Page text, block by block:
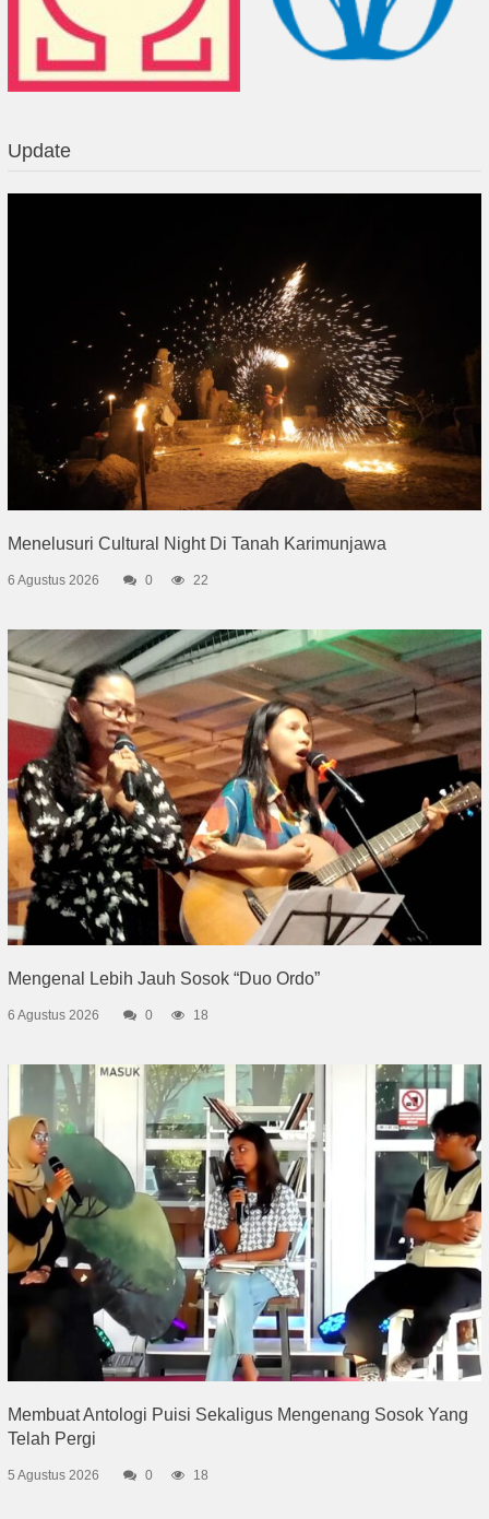
Update
Menelusuri Cultural Night Di Tanah Karimunjawa
6 Agustus 2026 0 22
Mengenal Lebih Jauh Sosok “Duo Ordo”
6 Agustus 2026 0 18
Membuat Antologi Puisi Sekaligus Mengenang Sosok Yang
Telah Pergi
5 Agustus 2026 0 18